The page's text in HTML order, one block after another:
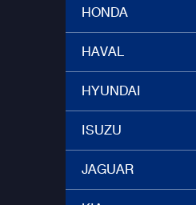
HONDA
HAVAL
HYUNDAI
ISUZU
JAGUAR